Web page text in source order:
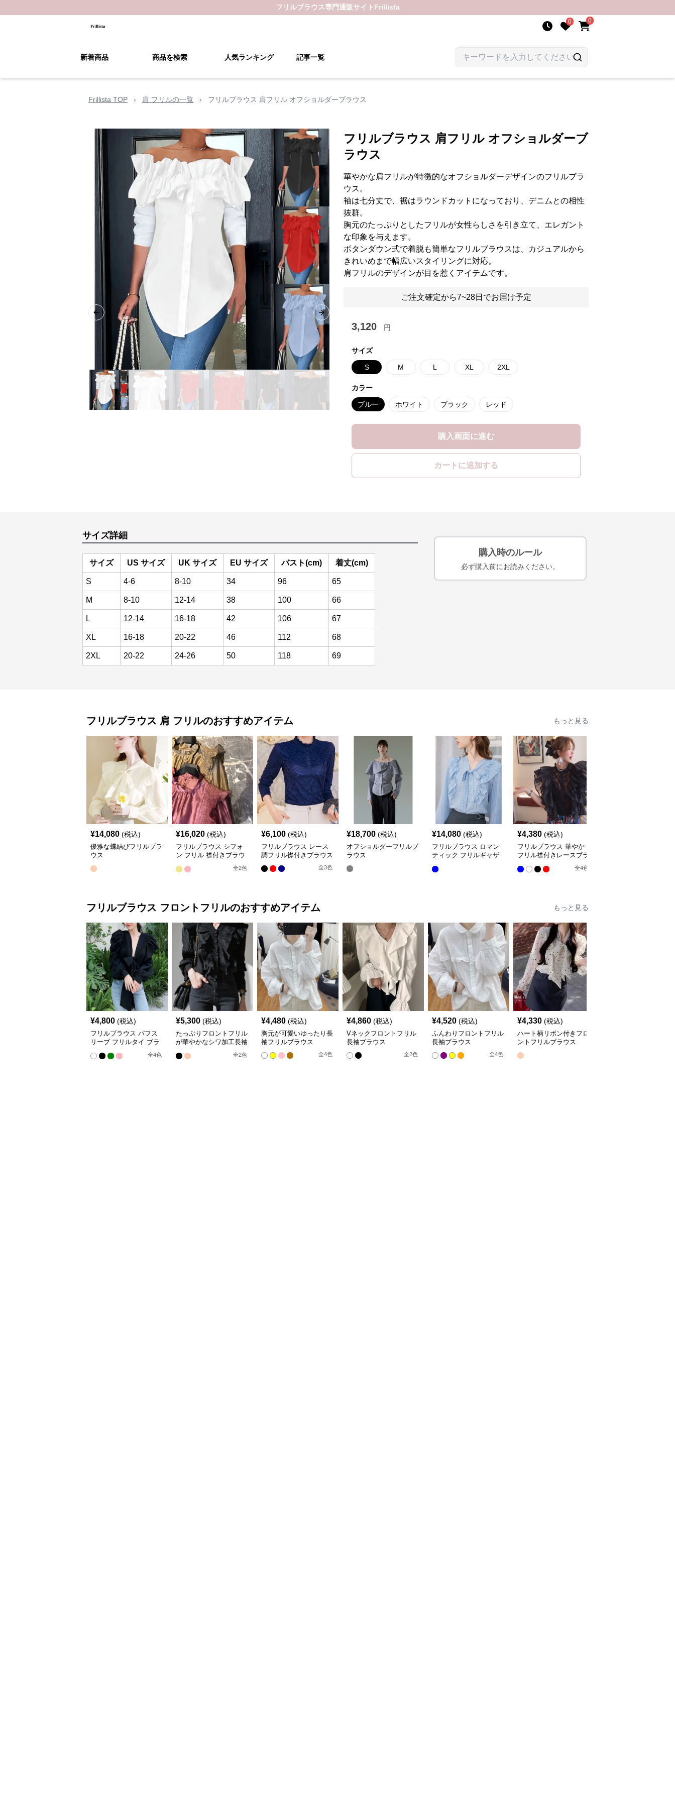
フリルブラウス専門通販サイト Frillista
0 0
新着商品 商品を検索 人気ランキング 記事一覧
Frillista TOP › 肩 フリルの一覧 › フリルブラウス 肩フリル オフショルダーブラウス
Previous slide Next slide
フリルブラウス 肩フリル オフショルダーブ
ラウス
華やかな肩フリルが特徴的なオフショルダーデザインのフリルブラ
ウス。
袖は七分丈で、裾はラウンドカットになっており、デニムとの相性
抜群。
胸元のたっぷりとしたフリルが女性らしさを引き立て、エレガント
な印象を与えます。
ボタンダウン式で着脱も簡単なフリルブラウスは、カジュアルから
きれいめまで幅広いスタイリングに対応。
肩フリルのデザインが目を惹くアイテムです。
ご注文確定から7~28日でお届け予定
3,120 円
サイズ
S M L XL 2XL
カラー
ブルー ホワイト ブラック レッド
購入画面に進む
カートに追加する
サイズ詳細
サイズ US サイズ UK サイズ EU サイズ バスト(cm) 着丈(cm)
S 4-6 8-10 34 96 65
M 8-10 12-14 38 100 66
L 12-14 16-18 42 106 67
XL 16-18 20-22 46 112 68
2XL 20-22 24-26 50 118 69
購入時のルール
必ず購入前にお読みください。
フリルブラウス 肩 フリルのおすすめアイテム もっと見る
¥14,080 (税込)
優雅な蝶結びフリルブラ
ウス
¥16,020 (税込)
フリルブラウス シフォ
ン フリル 襟付きブラウ
全2色
¥6,100 (税込)
フリルブラウス レース
調フリル襟付きブラウス
全3色
¥18,700 (税込)
オフショルダーフリルブ
ラウス
¥14,080 (税込)
フリルブラウス ロマン
ティック フリルギャザ
¥4,380 (税込)
フリルブラウス 華やか
フリル襟付きレースブラ
全4色
フリルブラウス フロントフリルのおすすめアイテム もっと見る
¥4,800 (税込)
フリルブラウス パフス
リーブ フリルタイ ブラ
全4色
¥5,300 (税込)
たっぷりフロントフリル
が華やかなシワ加工長袖
全2色
¥4,480 (税込)
胸元が可愛いゆったり長
袖フリルブラウス
全4色
¥4,860 (税込)
Vネックフロントフリル
長袖ブラウス
全2色
¥4,520 (税込)
ふんわりフロントフリル
長袖ブラウス
全4色
¥4,330 (税込)
ハート柄リボン付きフロ
ントフリルブラウス